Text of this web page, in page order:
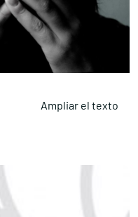
Ampliar el texto